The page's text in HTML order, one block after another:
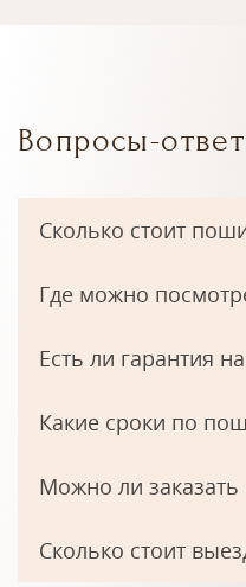
Вопросы-
Сколько стоит
Где можно
Есть ли гарантия
Какие сроки по
Можно ли
Сколько стоит